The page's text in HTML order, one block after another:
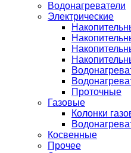
Водонагреватели
Электрические
Проточные
Газовые
Колонки
Косвенные
Прочее